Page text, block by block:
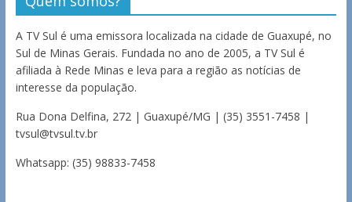
A TV Sul é uma emissora localizada na cidade de Guaxupé, no
Sul de Minas Gerais. Fundada no ano de 2005, a TV Sul é
afiliada à Rede Minas e leva para a região as notícias de
interesse da população.
Rua Dona Delfina, 272 | Guaxupé/MG | (35) 3551-7458 |
tvsul@tvsul.tv.br
Whatsapp: (35) 98833-7458